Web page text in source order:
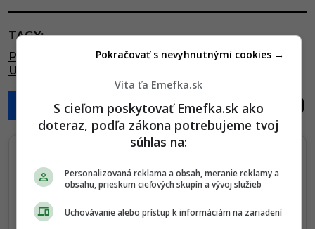
t
P
a
g
a
TAGY:
POHOVOR
PRACOVNÝ POHOVOR, PRÍHODY ,
UCHÁDZAČ O PRÁCU
Sledujte nás na Google Správy
Nenechajte si ujsť žiadne dôležité novinky.
☆ Sledovať
Víta ťa Emefka.sk
S cieľom poskytovať Emefka.sk ako
doteraz, podľa zákona potrebujeme tvoj
súhlas na:
Personalizovaná reklama a obsah, meranie reklamy a
obsahu, prieskum cieľových skupín a vývoj služieb
Uchovávanie alebo prístup k informáciám na zariadení
Pokračovať s nevyhnutnými cookies →